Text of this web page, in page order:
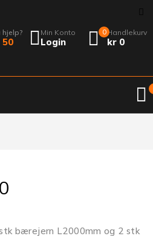
hjelp?
50
Min Konto
Login
0 Handlekurv
kr 0
bærejern L2000mm og 2 stk